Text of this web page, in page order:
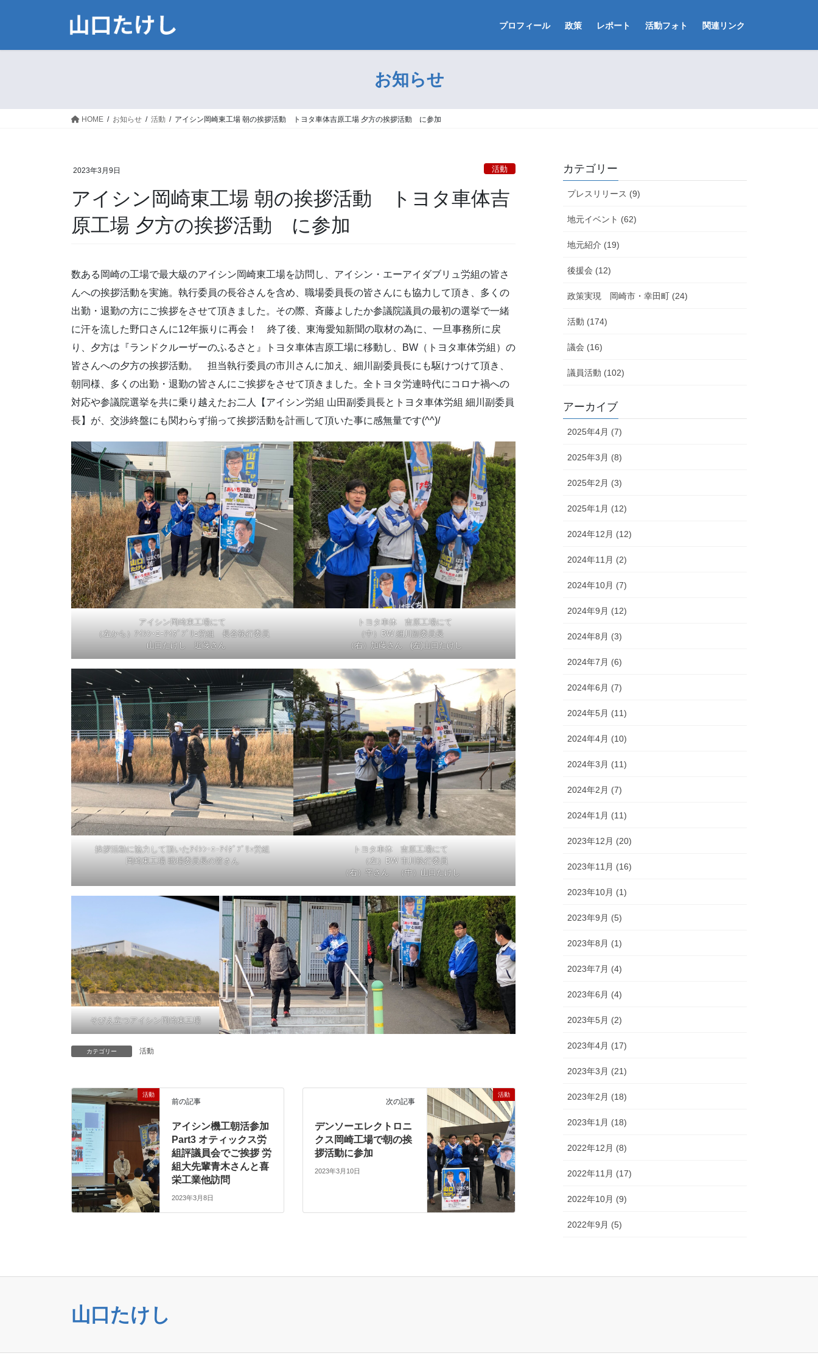
ン
動
ー
に
プロフィール 政策 レポート 活動フォト 関連リンク
お知らせ
HOME お知らせ 活動 アイシン岡崎東工場 朝の挨拶活動 トヨタ車体吉原工場 夕方の挨拶活動 に参加
2023年3月9日 活動
アイシン岡崎東工場 朝の挨拶活動 トヨタ車体吉
原工場 夕方の挨拶活動 に参加
数ある岡崎の工場で最大級のアイシン岡崎東工場を訪問し、アイシン・エーアイダブリュ労組の皆さ
んへの挨拶活動を実施。執行委員の長谷さんを含め、職場委員長の皆さんにも協力して頂き、多くの
出勤・退勤の方にご挨拶をさせて頂きました。その際、斉藤よしたか参議院議員の最初の選挙で一緒
に汗を流した野口さんに12年振りに再会！ 終了後、東海愛知新聞の取材の為に、一旦事務所に戻
り、夕方は『ランドクルーザーのふるさと』トヨタ車体吉原工場に移動し、BW（トヨタ車体労組）の
皆さんへの夕方の挨拶活動。 担当執行委員の市川さんに加え、細川副委員長にも駆けつけて頂き、
朝同様、多くの出勤・退勤の皆さんにご挨拶をさせて頂きました。全トヨタ労連時代にコロナ禍への
対応や参議院選挙を共に乗り越えたお二人【アイシン労組 山田副委員長とトヨタ車体労組 細川副委員
長】が、交渉終盤にも関わらず揃って挨拶活動を計画して頂いた事に感無量です(^^)/
アイシン岡崎東工場にて
（左から）ｱｲｼﾝ･ｴｰｱｲﾀﾞﾌﾞﾘｭ労組 長谷執行委員
山口たけし 近藤さん
トヨタ車体 吉原工場にて
（中）BW 細川副委員長
（右）加藤さん (左)山口たけし
挨拶活動に協力して頂いたｱｲｼﾝ･ｴｰｱｲﾀﾞﾌﾞﾘｭ労組
岡崎東工場 職場委員長の皆さん
トヨタ車体 吉原工場にて
（左）BW 市川執行委員
（右）平さん （中）山口たけし
そびえ立つアイシン岡崎東工場
カテゴリー 活動
活動
前の記事
アイシン機工朝活参加
Part3 オティックス労
組評議員会でご挨拶 労
組大先輩青木さんと喜
栄工業他訪問
2023年3月8日
活動
次の記事
デンソーエレクトロニ
クス岡崎工場で朝の挨
拶活動に参加
2023年3月10日
カテゴリー
プレスリリース (9)
地元イベント (62)
地元紹介 (19)
後援会 (12)
政策実現 岡崎市・幸田町 (24)
活動 (174)
議会 (16)
議員活動 (102)
アーカイブ
2025年4月 (7)
2025年3月 (8)
2025年2月 (3)
2025年1月 (12)
2024年12月 (12)
2024年11月 (2)
2024年10月 (7)
2024年9月 (12)
2024年8月 (3)
2024年7月 (6)
2024年6月 (7)
2024年5月 (11)
2024年4月 (10)
2024年3月 (11)
2024年2月 (7)
2024年1月 (11)
2023年12月 (20)
2023年11月 (16)
2023年10月 (1)
2023年9月 (5)
2023年8月 (1)
2023年7月 (4)
2023年6月 (4)
2023年5月 (2)
2023年4月 (17)
2023年3月 (21)
2023年2月 (18)
2023年1月 (18)
2022年12月 (8)
2022年11月 (17)
2022年10月 (9)
2022年9月 (5)
山口たけし